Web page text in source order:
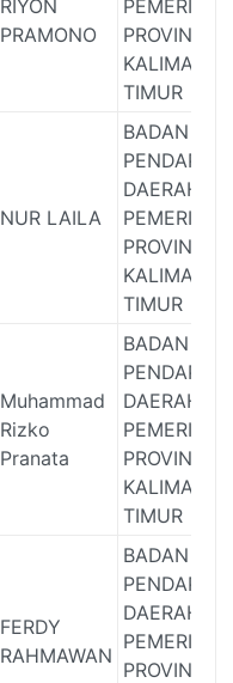
RIYON
PRAMONO
PROVINSI
TIMUR
NUR LAILA
BADAN
DAERAH
PROVINSI
TIMUR
Muhammad
Rizko
Pranata
BADAN
DAERAH
PROVINSI
TIMUR
FERDY
RAHMAWAN
BADAN
DAERAH
PROVINSI